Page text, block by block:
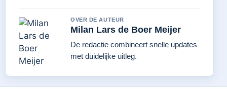
OVER DE AUTEUR
Milan Lars de Boer Meijer
De redactie combineert snelle updates
met duidelijke uitleg.